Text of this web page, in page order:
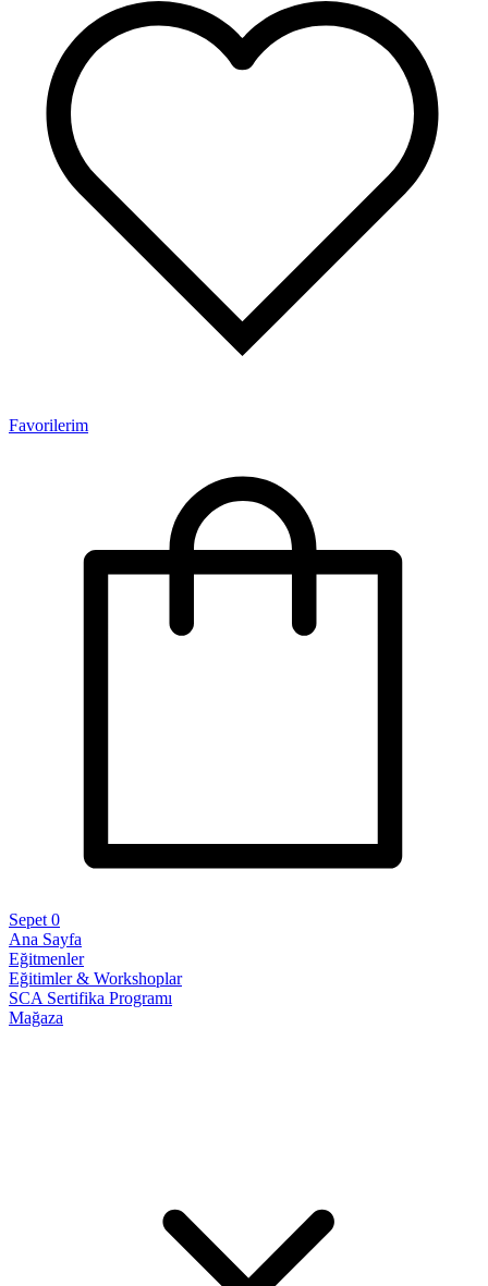
Favorilerim
Sepet 0
Ana Sayfa
Eğitmenler
Eğitimler & Workshoplar
SCA Sertifika Programı
Mağaza